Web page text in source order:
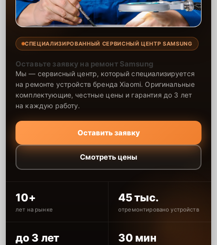
СПЕЦИАЛИЗИРОВАННЫЙ СЕРВИСНЫЙ ЦЕНТР SAMSUNG
Оставьте заявку на ремонт Samsung
Мы — сервисный центр, который специализируется
на ремонте устройств бренда Xiaomi. Оригинальные
комплектующие, честные цены и гарантия до 3 лет
на каждую работу.
Оставить заявку
Смотреть цены
10+
лет на рынке
45 тыс.
отремонтировано устройств
до 3 лет 30 мин